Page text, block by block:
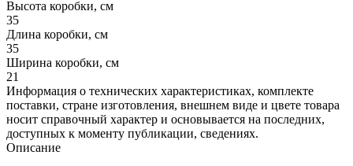
Высота коробки, см
35
Длина коробки, см
35
Ширина коробки, см
21
Информация о технических характеристиках, комплекте
поставки, стране изготовления, внешнем виде и цвете товара
носит справочный характер и основывается на последних,
доступных к моменту публикации, сведениях.
Описание